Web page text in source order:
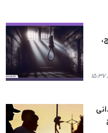
اعدام ۱۰ زندانی